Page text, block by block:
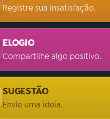
Registre sua insatisfação.
ELOGIO
Compartilhe algo positivo.
SUGESTÃO
Envie uma ideia.